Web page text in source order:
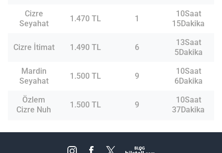
Cizre
Seyahat
1.470 TL 1
10Saat
15Dakika
Cizre İtimat 1.490 TL 6
13Saat
5Dakika
Mardin
Seyahat
1.500 TL 9
10Saat
6Dakika
Özlem
Cizre Nuh
1.500 TL 9
10Saat
37Dakika